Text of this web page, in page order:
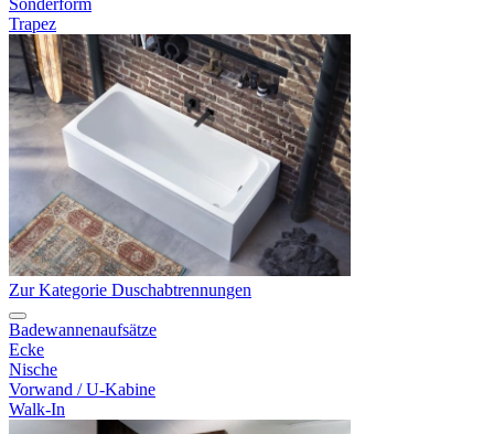
Sonderform
Trapez
Zur Kategorie Duschabtrennungen
Badewannenaufsätze
Ecke
Nische
Vorwand / U-Kabine
Walk-In